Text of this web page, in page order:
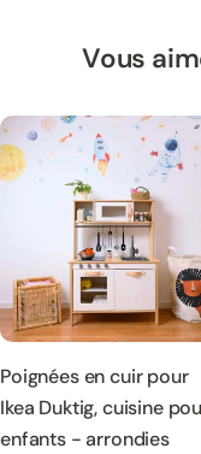
Vous
Poignées en cuir pour
Ikea Duktig, cuisine
enfants - arrondies